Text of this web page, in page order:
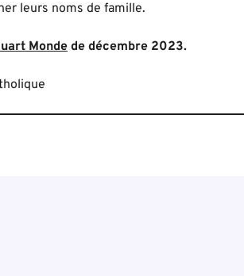
leurs noms de famille.
Monde de décembre 2023.